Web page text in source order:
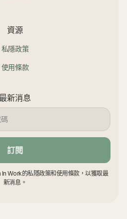
資源
私隱政策
使用條款
最新消息
訂閱
Work的私隱政策和使用條款，以獲取最
新消息。